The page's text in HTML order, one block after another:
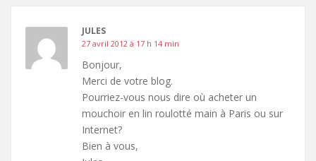
JULES
27 avril 2012 à 17 h 14 min
Bonjour,
Merci de votre blog.
Pourriez-vous nous dire où acheter un
mouchoir en lin roulotté main à Paris ou sur
Internet?
Bien à vous,